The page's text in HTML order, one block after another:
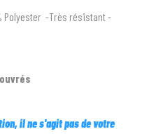
Polyester -Très résistant -
il ne s'agit pas de votre